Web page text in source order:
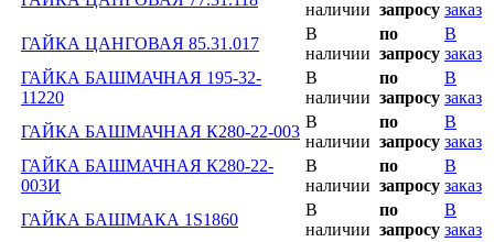
наличии запросу заказ
ГАЙКА ЦАНГОВАЯ 85.31.017
В
наличии
по
запросу
В
заказ
ГАЙКА БАШМАЧНАЯ 195-32-
11220
В
наличии
по
запросу
В
заказ
ГАЙКА БАШМАЧНАЯ К280-22-003
В
наличии
по
запросу
В
заказ
ГАЙКА БАШМАЧНАЯ К280-22-
003И
В
наличии
по
запросу
В
заказ
ГАЙКА БАШМАКА 1S1860
В
наличии
по
запросу
В
заказ